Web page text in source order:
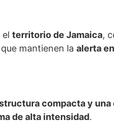
territorio de Jamaica,
que mantienen la alerta
compacta y
de alta intensidad.